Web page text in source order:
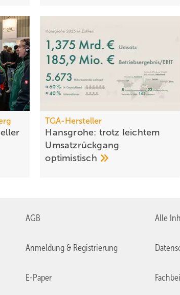
TGA-Hersteller
Hansgrohe: trotz leichtem
Um­satz­rück­gang
opti­mis­tisch
AGB Alle
Anmeldung & Registrierung
E-Paper